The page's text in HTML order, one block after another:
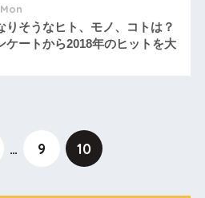
りそうなヒト、モノ、コトは？
ケートから2018年のヒットを大
… 9 10